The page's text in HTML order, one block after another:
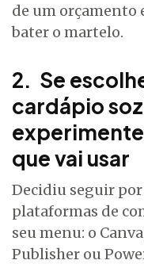
de um orçamento
bater o martelo.
2. Se
cardápio
que vai usar
Decidiu seguir por
plataformas de
seu menu: o
Publisher ou